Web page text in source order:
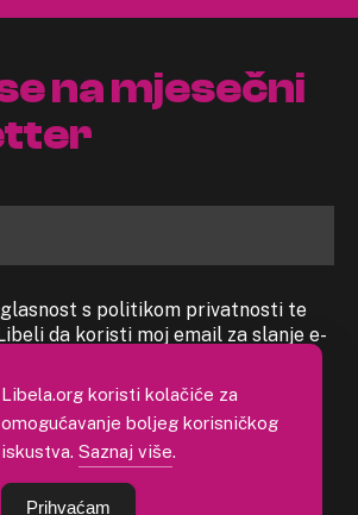
na mjesečni
s politikom privatnosti te
da koristi moj email za slanje e-
Libela.org koristi kolačiće za
omogućavanje boljeg korisničkog
iskustva. Saznaj više.
Prihvaćam